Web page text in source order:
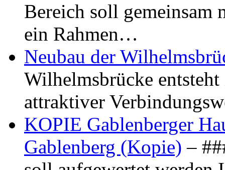
Bereich soll gemeinsam
ein Rahmen…
Neubau der
Wilhelmsbrücke
attraktiver
KOPIE Gablenberger
Gablenberg (Kopie) –